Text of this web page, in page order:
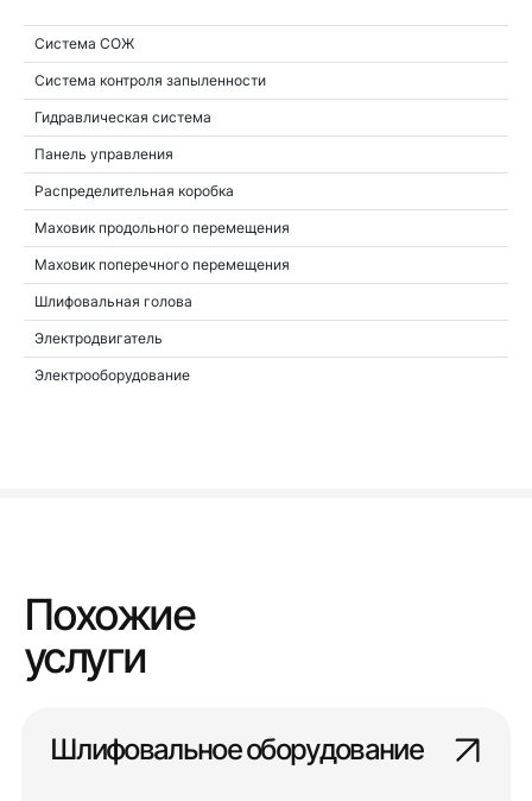
Система СОЖ
Система контроля запыленности
Гидравлическая система
Панель управления
Распределительная коробка
Маховик продольного перемещения
Маховик поперечного перемещения
Шлифовальная голова
Электродвигатель
Электрооборудование
Похожие
услуги
Шлифовальное оборудование